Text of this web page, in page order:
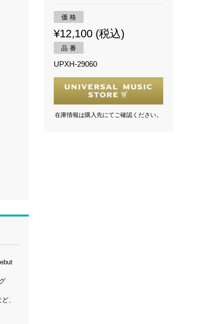
、
価 格
¥12,100 (税込)
品 番
UPXH-29060
在庫情報は購入先にてご確認ください。